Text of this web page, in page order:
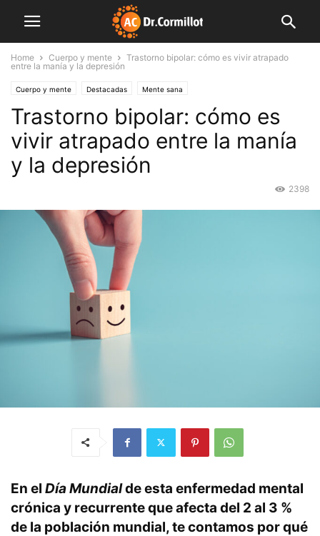
Home Cuerpo y mente
Trastorno bipolar: cómo es vivir atrapado
entre la manía y la depresión
Cuerpo y mente Destacadas Mente sana
Trastorno bipolar: cómo es
vivir atrapado entre la manía
y la depresión
2398
En el Día Mundialde esta enfermedad mental
crónica y recurrente que afecta del 2 al 3 %
de la población mundial, te contamos por qué